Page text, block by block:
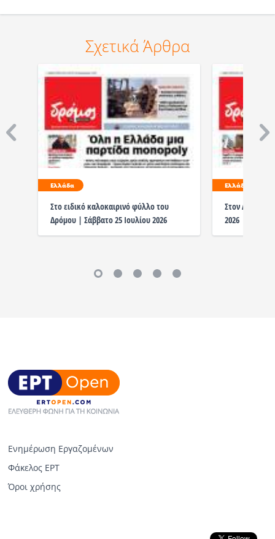
Σχετικά Άρθρα
Ελλάδα
Στο ειδικό καλοκαιρινό φύλλο του
Δρόμου | Σάββατο 25 Ιουλίου 2026
Ελλάδα
Στον Δρόμο
2026
Ενημέρωση Εργαζομένων
Φάκελος ΕΡΤ
Όροι χρήσης